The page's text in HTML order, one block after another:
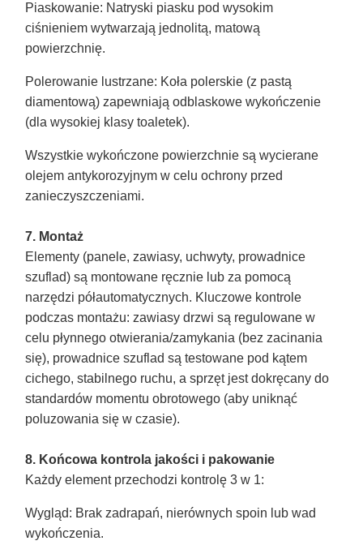
Piaskowanie: Natryski piasku pod wysokim
ciśnieniem wytwarzają jednolitą, matową
powierzchnię.
Polerowanie lustrzane: Koła polerskie (z pastą
diamentową) zapewniają odblaskowe wykończenie
(dla wysokiej klasy toaletek).
Wszystkie wykończone powierzchnie są wycierane
olejem antykorozyjnym w celu ochrony przed
zanieczyszczeniami.
7. Montaż
Elementy (panele, zawiasy, uchwyty, prowadnice
szuflad) są montowane ręcznie lub za pomocą
narzędzi półautomatycznych. Kluczowe kontrole
podczas montażu: zawiasy drzwi są regulowane w
celu płynnego otwierania/zamykania (bez zacinania
się), prowadnice szuflad są testowane pod kątem
cichego, stabilnego ruchu, a sprzęt jest dokręcany do
standardów momentu obrotowego (aby uniknąć
poluzowania się w czasie).
8. Końcowa kontrola jakości i pakowanie
Każdy element przechodzi kontrolę 3 w 1:
Wygląd: Brak zadrapań, nierównych spoin lub wad
wykończenia.